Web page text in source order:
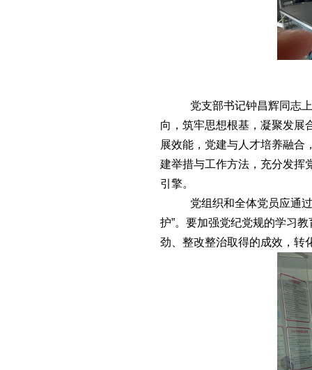
党支部书记钟昌辉同志
向，筑牢思想根基，凝聚发展
展效能，党建与人才培养融合
建举措与工作方法，充分发挥
引擎。
党组织和全体党员应通
护”。 要加强党纪党规的学习
劲、整改整治取得的成效，转